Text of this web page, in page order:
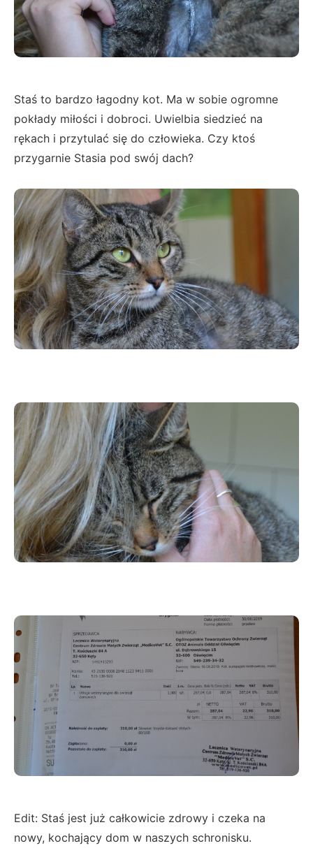
Staś to bardzo łagodny kot. Ma w sobie ogromne
pokłady miłości i dobroci. Uwielbia siedzieć na
rękach i przytulać się do człowieka. Czy ktoś
przygarnie Stasia pod swój dach?
Edit: Staś jest już całkowicie zdrowy i czeka na
nowy, kochający dom w naszych schronisku.